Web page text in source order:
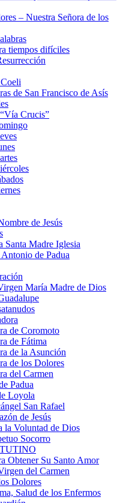
– Nuestra Señora de los
tiempos difíciles
de San Francisco de Asís
Crucis”
de Jesús
Santa Madre Iglesia
de Padua
María Madre de Dios
de Coromoto
de Fátima
de la Asunción
de los Dolores
del Carmen
Padua
Loyola
San Rafael
de Jesús
la Voluntad de Dios
Socorro
Obtener Su Santo Amor
del Carmen
Dolores
Salud de los Enfermos